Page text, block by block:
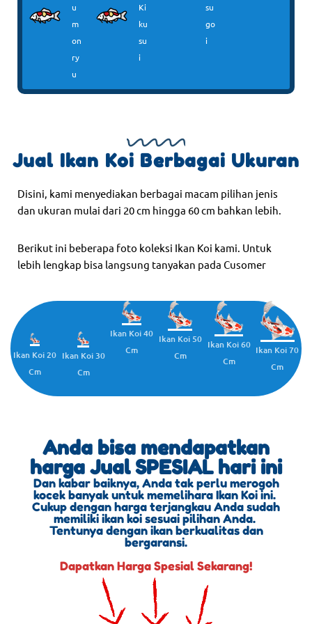
u
m
on
ry
u
Ki
ku
su
i
su
go
i
Jual Ikan Koi Berbagai Ukuran
Disini, kami menyediakan berbagai macam pilihan jenis
dan ukuran mulai dari 20 cm hingga 60 cm bahkan lebih.
Berikut ini beberapa foto koleksi Ikan Koi kami. Untuk
lebih lengkap bisa langsung tanyakan pada Cusomer
Ikan Koi 20
Cm
Ikan Koi 30
Cm
Ikan Koi 40
Cm
Ikan Koi 50
Cm
Ikan Koi 60
Cm
Ikan Koi 70
Cm
Anda bisa mendapatkan
harga Jual SPESIAL hari ini
Dan kabar baiknya, Anda tak perlu merogoh
kocek banyak untuk memelihara Ikan Koi ini.
Cukup dengan harga terjangkau Anda sudah
memiliki ikan koi sesuai pilihan Anda.
Tentunya dengan ikan berkualitas dan
bergaransi.
Dapatkan Harga Spesial Sekarang!